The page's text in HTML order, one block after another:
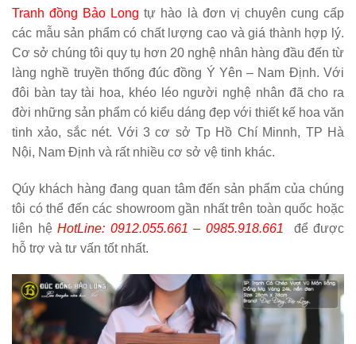
Tranh đồng Bảo Long tự hào là đơn vị chuyên cung cấp
các mẫu sản phẩm có chất lượng cao và giá thành hợp lý.
Cơ sở chúng tôi quy tụ hơn 20 nghệ nhân hàng đầu đến từ
làng nghề truyền thống đúc đồng Ý Yên – Nam Định. Với
đôi bàn tay tài hoa, khéo léo người nghệ nhân đã cho ra
đời những sản phẩm có kiểu dáng đẹp với thiết kế hoa văn
tinh xảo, sắc nét. Với 3 cơ sở Tp Hồ Chí Minnh, TP Hà
Nội, Nam Định và rất nhiều cơ sở vệ tinh khác.
Qúy khách hàng đang quan tâm đến sản phẩm của chúng
tôi có thể đến các showroom gần nhất trên toàn quốc hoặc
liên hệ HotLine: 0912.055.661 – 0985.918.661
để được
hỗ trợ và tư vấn tốt nhất.